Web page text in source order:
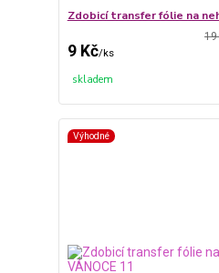
Zdobicí transfer fólie na
19
9 Kč/ks
skladem
Výhodné